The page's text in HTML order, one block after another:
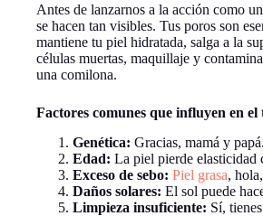
Antes de lanzarnos a la acción como
se hacen tan visibles. Tus poros son
mantiene tu piel hidratada, salga a la
células muertas, maquillaje y
una comilona.
Factores comunes que influyen en
Genética: Gracias, mamá y papá.
Edad: La piel pierde elasticidad
Exceso de sebo: Piel grasa,
Daños solares: El sol puede
Limpieza insuficiente: Sí,